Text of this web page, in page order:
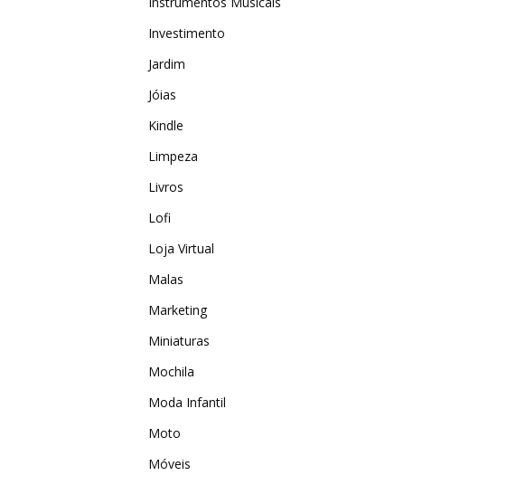
Investimento
Jardim
Jóias
Kindle
Limpeza
Livros
Lofi
Loja Virtual
Malas
Marketing
Miniaturas
Mochila
Moda Infantil
Moto
Móveis